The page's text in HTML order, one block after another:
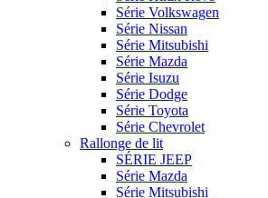
Série Volkswagen
Série Nissan
Série Mitsubishi
Série Mazda
Série Isuzu
Série Dodge
Série Toyota
Série Chevrolet
Rallonge de lit
SÉRIE JEEP
Série Mazda
Série Mitsubishi